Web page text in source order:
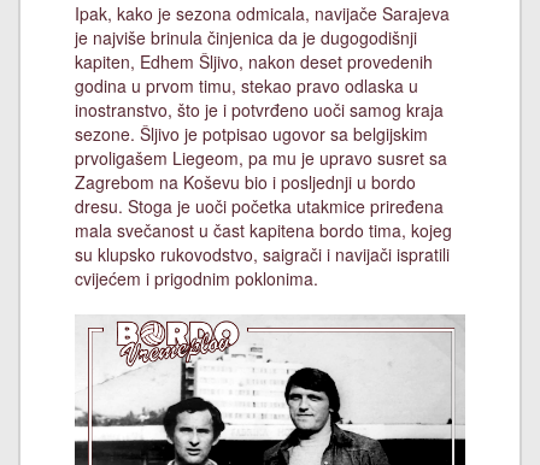
Ipak, kako je sezona odmicala, navijače Sarajeva
je najviše brinula činjenica da je dugogodišnji
kapiten, Edhem Šljivo, nakon deset provedenih
godina u prvom timu, stekao pravo odlaska u
inostranstvo, što je i potvrđeno uoči samog kraja
sezone. Šljivo je potpisao ugovor sa belgijskim
prvoligašem Liegeom, pa mu je upravo susret sa
Zagrebom na Koševu bio i posljednji u bordo
dresu. Stoga je uoči početka utakmice priređena
mala svečanost u čast kapitena bordo tima, kojeg
su klupsko rukovodstvo, saigrači i navijači ispratili
cvijećem i prigodnim poklonima.